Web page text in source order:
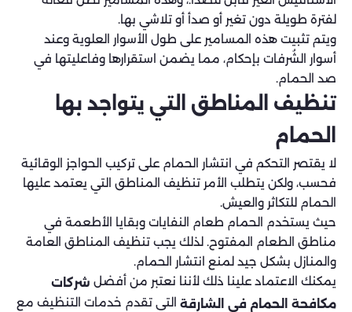
لفترة طويلة دون تغير أو صدأ أو تلاشي بها.
ويتم تثبيت هذه المسامير على طول الأسوار العلوية وعند
أسوار الشُرفات بإحكام، مما يضمن استقرارها وفاعليتها في
صد الحمام.
تنظيف المناطق التي يتواجد بها
الحمام
لا يقتصر التحكم في انتشار الحمام على تركيب الحواجز الوقائية
فحسب، ولكن يتطلب الأمر تنظيف المناطق التي يعتمد عليها
الحمام للتكاثر والعيش.
حيث يستخدم الحمام طعام النفايات وبقايا الأطعمة في
مناطق الطعام المفتوح. لذلك يجب تنظيف المناطق العامة
والمنازل بشكل جيد لمنع انتشار الحمام.
يمكنك الاعتماد علينا ذلك لأننا نعتبر من أفضل شركات
مكافحة الحمام في الشارقة التى تقدم خدمات التنظيف مع